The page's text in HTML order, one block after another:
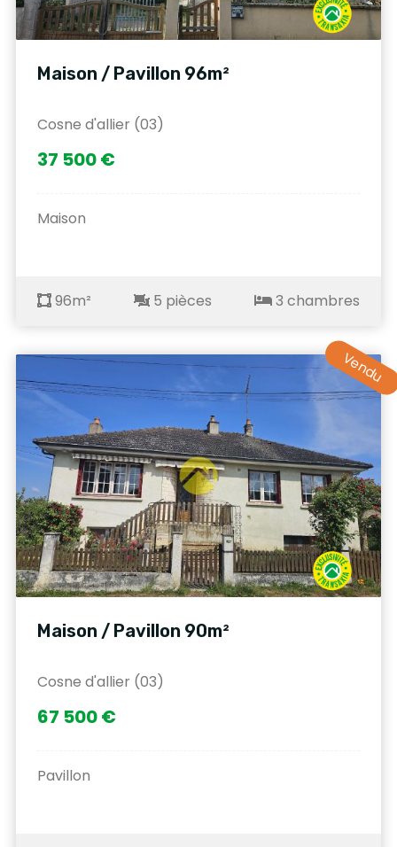
Maison / Pavillon 96m²
Cosne d'allier (03)
37 500 €
Maison
96m² 5 pièces 3 chambres
Vendu
Maison / Pavillon 90m²
Cosne d'allier (03)
67 500 €
Pavillon